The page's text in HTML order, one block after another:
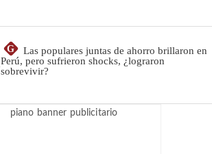
G
Las populares juntas de ahorro brillaron en
Perú, pero sufrieron shocks, ¿lograron
sobrevivir?